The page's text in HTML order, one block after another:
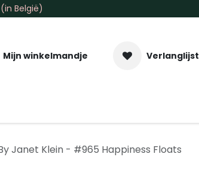
België)
Mijn winkelmandje Verlanglijst
Janet Klein - #965 Happiness Floats